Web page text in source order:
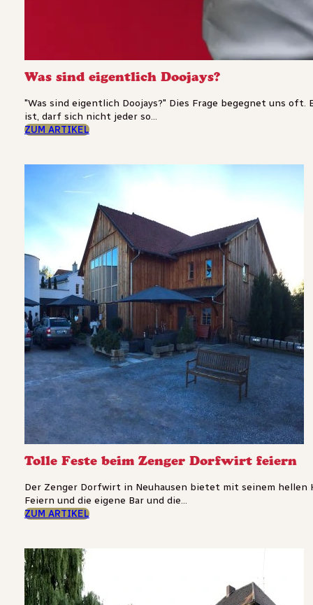
Was sind eigentlich Doojays?
"Was sind eigentlich Doojays?" Dies Frage begegnet uns
ist, darf sich nicht jeder so...
ZUM ARTIKEL
Tolle Feste beim Zenger Dorfwirt feiern
Der Zenger Dorfwirt in Neuhausen bietet mit seinem
Feiern und die eigene Bar und die...
ZUM ARTIKEL